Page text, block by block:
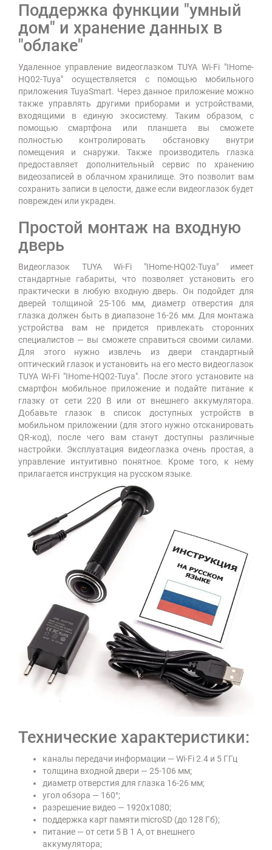
Поддержка функции "умный
дом" и хранение данных в
"облаке"
Удаленное управление видеоглазком TUYA Wi-Fi "IHome-
HQ02-Tuya" осуществляется с помощью мобильного
приложения TuyaSmart. Через данное приложение можно
также управлять другими приборами и устройствами,
входящими в единую экосистему. Таким образом, с
помощью смартфона или планшета вы сможете
полностью контролировать обстановку внутри
помещения и снаружи. Также производитель глазка
предоставляет дополнительный сервис по хранению
видеозаписей в облачном хранилище. Это позволит вам
сохранить записи в целости, даже если видеоглазок будет
поврежден или украден.
Простой монтаж на входную
дверь
Видеоглазок TUYA Wi-Fi "IHome-HQ02-Tuya" имеет
стандартные габариты, что позволяет установить его
практически в любую входную дверь. Он подойдет для
дверей толщиной 25-106 мм, диаметр отверстия для
глазка должен быть в диапазоне 16-26 мм. Для монтажа
устройства вам не придется привлекать сторонних
специалистов — вы сможете справиться своими силами.
Для этого нужно извлечь из двери стандартный
оптический глазок и установить на его место видеоглазок
TUYA Wi-Fi "IHome-HQ02-Tuya". После этого установите на
смартфон мобильное приложение и подайте питание к
глазку от сети 220 В или от внешнего аккумулятора.
Добавьте глазок в список доступных устройств в
мобильном приложении (для этого нужно отсканировать
QR-код), после чего вам станут доступны различные
настройки. Эксплуатация видеоглазка очень простая, а
управление интуитивно понятное. Кроме того, к нему
прилагается инструкция на русском языке.
Технические характеристики:
каналы передачи информации — Wi-Fi 2.4 и 5 ГГц
толщина входной двери — 25-106 мм;
диаметр отверстия для глазка 16-26 мм;
угол обзора — 160°;
разрешение видео — 1920х1080;
поддержка карт памяти microSD (до 128 Гб);
питание — от сети 5 В 1 А, от внешнего
аккумулятора;